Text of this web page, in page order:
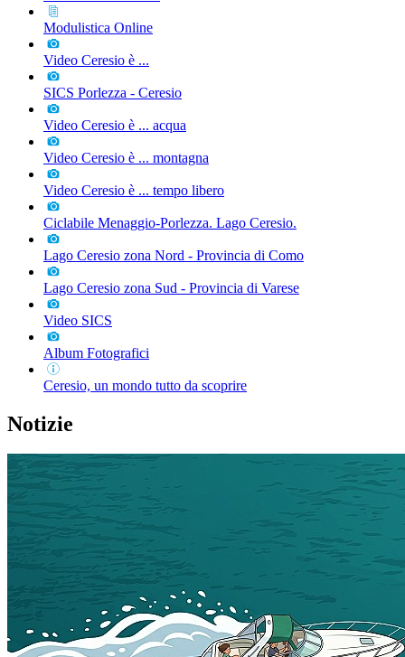
Modulistica Online
Video Ceresio è ...
SICS Porlezza - Ceresio
Video Ceresio è ... acqua
Video Ceresio è ... montagna
Video Ceresio è ... tempo libero
Ciclabile Menaggio-Porlezza. Lago Ceresio.
Lago Ceresio zona Nord - Provincia di Como
Lago Ceresio zona Sud - Provincia di Varese
Video SICS
Album Fotografici
Ceresio, un mondo tutto da scoprire
Notizie